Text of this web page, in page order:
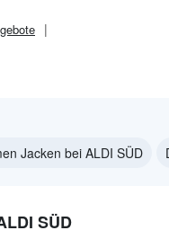
Jacken bei ALDI SÜD
SÜD